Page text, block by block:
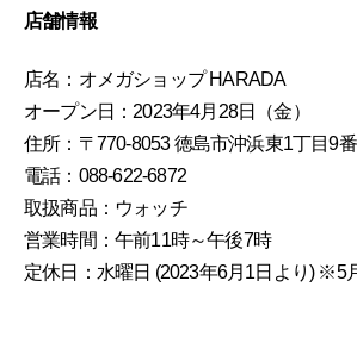
店舗情報
店名：オメガショップ HARADA
オープン日：2023年4月28日（金）
住所：〒770-8053 徳島市沖浜東1丁目9
電話：088-622-6872
取扱商品：ウォッチ
営業時間：午前11時～午後7時
定休日：水曜日 (2023年6月1日より) ※5